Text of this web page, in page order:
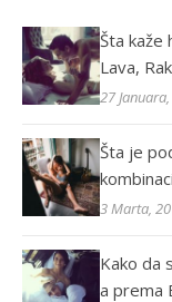
Šta kaže
Lava,
27
Šta je
3 Marta,
Kako da
a prema